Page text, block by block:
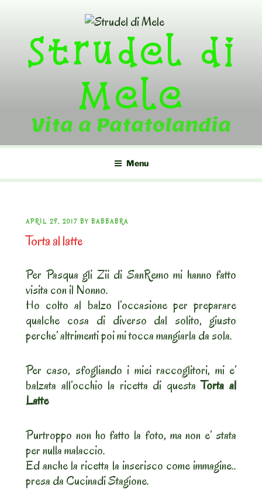
contentStrudel di
Mele
Vita a Patatolandia
Menu
POSTED
ON
APRIL 29, 2017 BY BABBABRA
Torta al latte
Per Pasqua gli Zii di SanRemo mi hanno fatto
visita con il Nonno.
Ho colto al balzo l’occasione per preparare
qualche cosa di diverso dal solito, giusto
perche’ altrimenti poi mi tocca mangiarla da sola.
Per caso, sfogliando i miei raccoglitori, mi e’
balzata all’occhio la ricetta di questaTorta al
Latte
Purtroppo non ho fatto la foto, ma non e’ stata
per nulla malaccio.
Ed anche la ricetta la inserisco come immagine..
presa da Cucinadi Stagione.